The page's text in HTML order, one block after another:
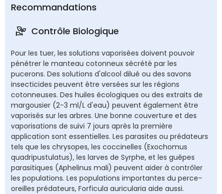
Recommandations
Contrôle Biologique
Pour les tuer, les solutions vaporisées doivent pouvoir
pénétrer le manteau cotonneux sécrété par les
pucerons. Des solutions d'alcool dilué ou des savons
insecticides peuvent être versées sur les régions
cotonneuses. Des huiles écologiques ou des extraits de
margousier (2-3 ml/L d'eau) peuvent également être
vaporisés sur les arbres. Une bonne couverture et des
vaporisations de suivi 7 jours après la première
application sont essentielles. Les parasites ou prédateurs
tels que les chrysopes, les coccinelles (Exochomus
quadripustulatus), les larves de Syrphe, et les guêpes
parasitiques (Aphelinus mali) peuvent aider à contrôler
les populations. Les populations importantes du perce-
oreilles prédateurs, Forficula auricularia aide aussi.